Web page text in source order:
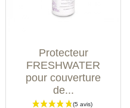
Protecteur
FRESHWATER
pour couverture
de...